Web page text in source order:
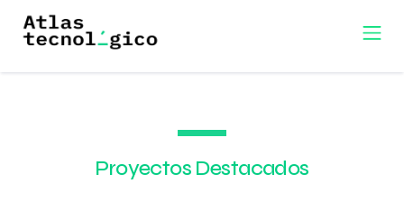
Proyectos Destacados